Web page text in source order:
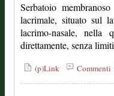
Serbatoio
lacrimale, situato sul
lacrimo-nasale,
direttamente, senza
(p)Link Commenti